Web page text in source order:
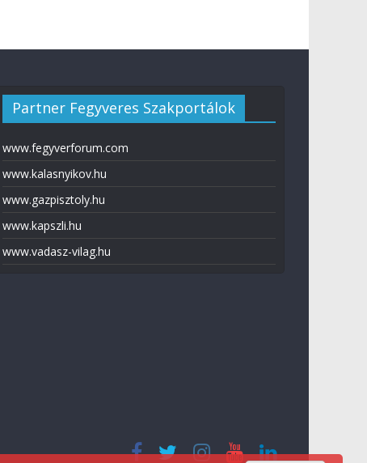
Partner Fegyveres Szakportálok
www.fegyverforum.com
www.kalasnyikov.hu
www.gazpisztoly.hu
www.kapszli.hu
www.vadasz-vilag.hu